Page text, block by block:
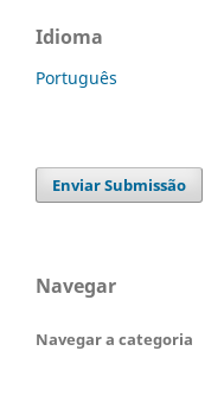
Idioma
Português
Enviar Submissão
Navegar
Navegar a categoria